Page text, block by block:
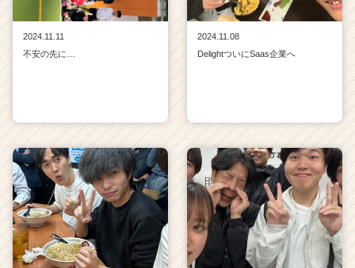
2024.11.11
不安の先に…
2024.11.08
DelightついにSaas企業へ